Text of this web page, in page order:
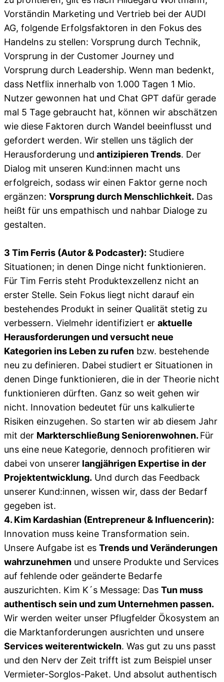
Vorständin Marketing und Vertrieb bei der AUDI
AG, folgende Erfolgsfaktoren in den Fokus des
Handelns zu stellen: Vorsprung durch Technik,
Vorsprung in der Customer Journey und
Vorsprung durch Leadership. Wenn man bedenkt,
dass Netflix innerhalb von 1.000 Tagen 1 Mio.
Nutzer gewonnen hat und Chat GPT dafür gerade
mal 5 Tage gebraucht hat, können wir abschätzen
wie diese Faktoren durch Wandel beeinflusst und
gefordert werden. Wir stellen uns täglich der
Herausforderung und antizipieren Trends. Der
Dialog mit unseren Kund:innen macht uns
erfolgreich, sodass wir einen Faktor gerne noch
ergänzen: Vorsprung durch Menschlichkeit. Das
heißt für uns empathisch und nahbar Dialoge zu
gestalten.
3 Tim Ferris (Autor & Podcaster): Studiere
Situationen; in denen Dinge nicht funktionieren.
Für Tim Ferris steht Produktexzellenz nicht an
erster Stelle. Sein Fokus liegt nicht darauf ein
bestehendes Produkt in seiner Qualität stetig zu
verbessern. Vielmehr identifiziert er aktuelle
Herausforderungen und versucht neue
Kategorien ins Leben zu rufen bzw. bestehende
neu zu definieren. Dabei studiert er Situationen in
denen Dinge funktionieren, die in der Theorie nicht
funktionieren dürften. Ganz so weit gehen wir
nicht. Innovation bedeutet für uns kalkulierte
Risiken einzugehen. So starten wir ab diesem Jahr
mit der Markterschließung Seniorenwohnen. Für
uns eine neue Kategorie, dennoch profitieren wir
dabei von unserer langjährigen Expertise in der
Projektentwicklung. Und durch das Feedback
unserer Kund:innen, wissen wir, dass der Bedarf
gegeben ist.
4. Kim Kardashian (Entrepreneur & Influencerin):
Innovation muss keine Transformation sein.
Unsere Aufgabe ist es Trends und Veränderungen
wahrzunehmen und unsere Produkte und Services
auf fehlende oder geänderte Bedarfe
auszurichten. Kim K´s Message: Das Tun muss
authentisch sein und zum Unternehmen passen.
Wir werden weiter unser Pflugfelder Ökosystem an
die Marktanforderungen ausrichten und unsere
Services weiterentwickeln. Was gut zu uns passt
und den Nerv der Zeit trifft ist zum Beispiel unser
Vermieter-Sorglos-Paket. Und absolut authentisch